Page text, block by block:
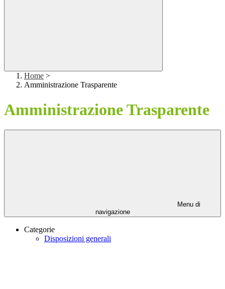
Home >
Amministrazione Trasparente
Amministrazione Trasparente
Menu di
navigazione
Categorie
Disposizioni generali